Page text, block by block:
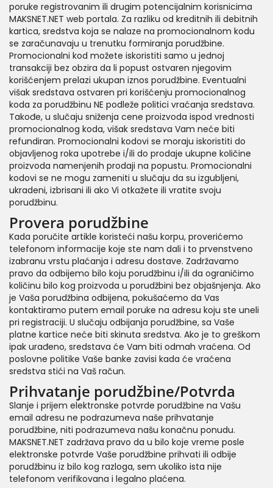
poruke registrovanim ili drugim potencijalnim korisnicima
MAKSNET.NET web portala. Za razliku od kreditnih ili debitnih
kartica, sredstva koja se nalaze na promocionalnom kodu
se zaračunavaju u trenutku formiranja porudžbine.
Promocionalni kod možete iskoristiti samo u jednoj
transakciji bez obzira da li popust ostvaren njegovim
korišćenjem prelazi ukupan iznos porudžbine. Eventualni
višak sredstava ostvaren pri korišćenju promocionalnog
koda za porudžbinu NE podleže politici vraćanja sredstava.
Takođe, u slučaju sniženja cene proizvoda ispod vrednosti
promocionalnog koda, višak sredstava Vam neće biti
refundiran. Promocionalni kodovi se moraju iskoristiti do
objavljenog roka upotrebe i/ili do prodaje ukupne količine
proizvoda namenjenih prodaji na popustu. Promocionalni
kodovi se ne mogu zameniti u slučaju da su izgubljeni,
ukradeni, izbrisani ili ako Vi otkažete ili vratite svoju
porudžbinu.
Provera porudžbine
Kada poručite artikle koristeći našu korpu, proverićemo
telefonom informacije koje ste nam dali i to prvenstveno
izabranu vrstu plaćanja i adresu dostave. Zadržavamo
pravo da odbijemo bilo koju porudžbinu i/ili da ograničimo
količinu bilo kog proizvoda u porudžbini bez objašnjenja. Ako
je Vaša porudžbina odbijena, pokušaćemo da Vas
kontaktiramo putem email poruke na adresu koju ste uneli
pri registraciji. U slučaju odbijanja porudžbine, sa Vaše
platne kartice neće biti skinuta sredstva. Ako je to greškom
ipak urađeno, sredstava će Vam biti odmah vraćena. Od
poslovne politike Vaše banke zavisi kada će vraćena
sredstva stići na Vaš račun.
Prihvatanje porudžbine/Potvrda
Slanje i prijem elektronske potvrde porudžbine na Vašu
email adresu ne podrazumeva naše prihvatanje
porudžbine, niti podrazumeva našu konačnu ponudu.
MAKSNET.NET zadržava pravo da u bilo koje vreme posle
elektronske potvrde Vaše porudžbine prihvati ili odbije
porudžbinu iz bilo kog razloga, sem ukoliko ista nije
telefonom verifikovana i legalno plaćena.